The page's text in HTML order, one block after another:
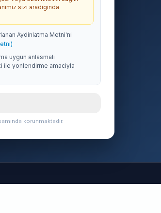
sizi aradiginda
Aydinlatma Metni'ni
uygun anlasmali
ile yonlendirme amaciyla
korunmaktadır.